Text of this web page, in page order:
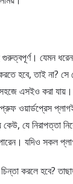
গুরুত্বপূর্ণ। যেমন
হবে, তাই না?
এসইও করা
ওয়ার্ডপ্রেস
যে নিরাপত্তা
যদিও সকল
করলে হবে?